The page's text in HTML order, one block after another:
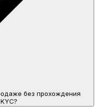
без прохождения